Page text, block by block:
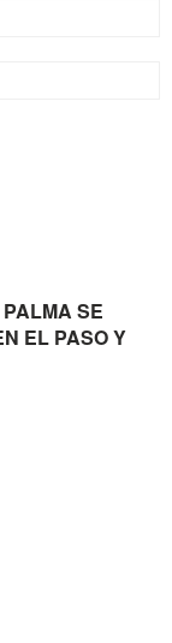
SE
EL PASO Y